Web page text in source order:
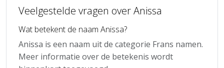
Veelgestelde vragen over Anissa
Wat betekent de naam Anissa?
Anissa is een naam uit de categorie Frans namen.
Meer informatie over de betekenis wordt